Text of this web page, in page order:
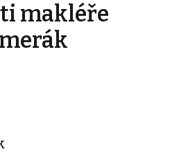
makléře